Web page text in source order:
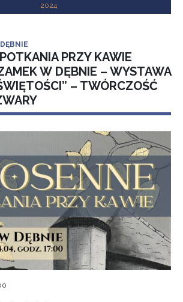
2024
PRZY KAWIE
W DĘBNIE – WYSTAWA
– TWÓRCZOŚĆ